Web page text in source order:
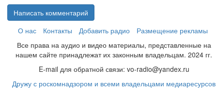
Написать комментарий
О нас
Контакты Добавить радио
Размещение рекламы
Все права на аудио и видео материалы, представленные на
нашем сайте принадлежат их законным владельцам. 2024 гг.
E-mail для обратной связи: vo-radio@yandex.ru
Дружу с роскомнадзором и всеми владельцами медиаресурсов